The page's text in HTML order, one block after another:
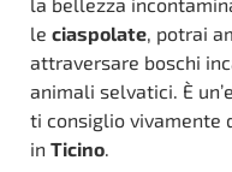
le ciaspolate, potrai
attraversare boschi
animali selvatici. È
ti consiglio vivamente
in Ticino.